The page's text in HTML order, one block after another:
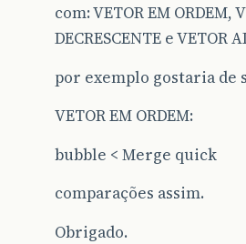
com: VETOR EM ORDEM,
DECRESCENTE e VETOR
por exemplo gostaria de
VETOR EM ORDEM:
bubble < Merge quick
comparações assim.
Obrigado.